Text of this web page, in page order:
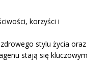
korzyści i
stylu życia oraz
stają się kluczowym